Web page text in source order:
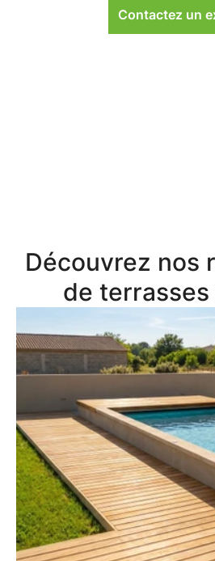
Contactez un
Découvrez nos
de terrasses